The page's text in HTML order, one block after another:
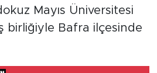
Mayıs Üniversitesi
birliğiyle Bafra ilçesinde